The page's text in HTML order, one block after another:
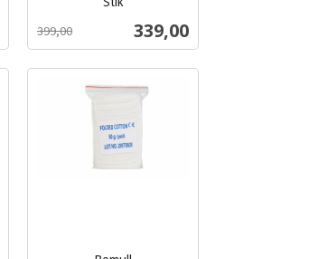
Tilbud
339,00
399,00
mva.
Les mer